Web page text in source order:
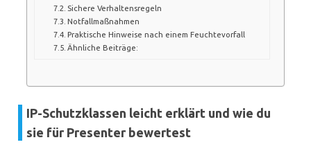
Sichere Verhaltensregeln
Notfallmaßnahmen
Praktische Hinweise nach einem Feuchtevorfall
Ähnliche Beiträge:
IP-Schutzklassen leicht erklärt und wie du
sie für Presenter bewertest